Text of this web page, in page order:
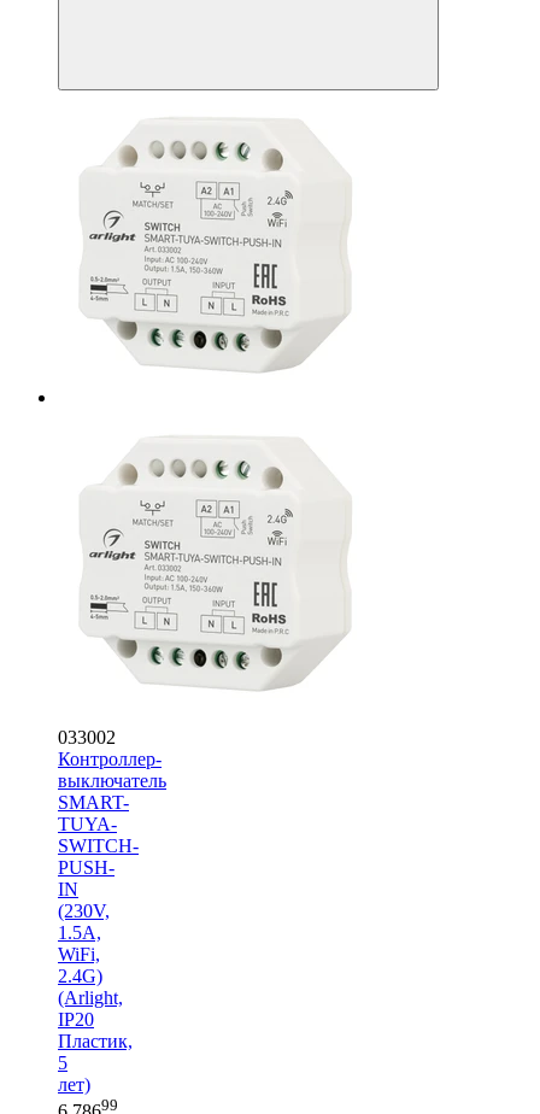
033002
Контроллер-
выключатель
SMART-
TUYA-
SWITCH-
PUSH-
IN
(230V,
1.5A,
WiFi,
2.4G)
(Arlight,
IP20
Пластик,
5
лет)
99